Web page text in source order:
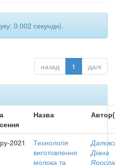
0.002 секунди).
назад 1 далі
Назва
2021
Технологія
виготовлення
молока та
Діана